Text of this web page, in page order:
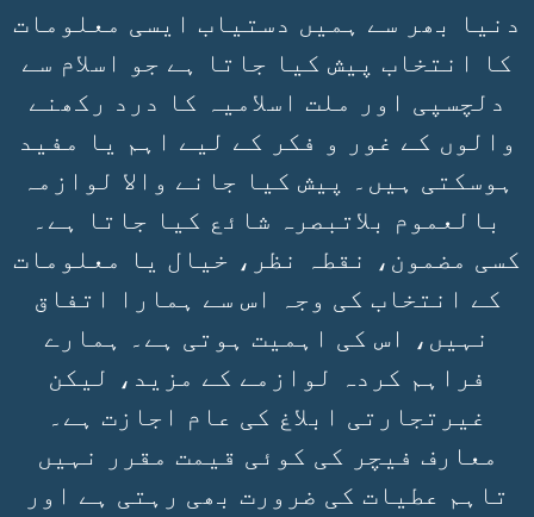
دنیا بھر سے ہمیں دستیاب ایسی معلومات
کا انتخاب پیش کیا جاتا ہے جو اسلام سے
دلچسپی اور ملت اسلامیہ کا درد رکھنے
والوں کے غور و فکر کے لیے اہم یا مفید
ہوسکتی ہیں۔ پیش کیا جانے والا لوازمہ
بالعموم بلاتبصرہ شائع کیا جاتا ہے۔
کسی مضمون، نقطہ نظر، خیال یا معلومات
کے انتخاب کی وجہ اس سے ہمارا اتفاق
نہیں، اس کی اہمیت ہوتی ہے۔ ہمارے
فراہم کردہ لوازمے کے مزید، لیکن
غیرتجارتی ابلاغ کی عام اجازت ہے۔
معارف فیچر کی کوئی قیمت مقرر نہیں
تاہم عطیات کی ضرورت بھی رہتی ہے اور